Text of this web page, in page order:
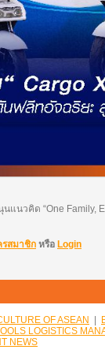
แนวคิด “One Family,
รสมาชิก หรือ Login
OF ASEAN
LOGISTICS
NEWS